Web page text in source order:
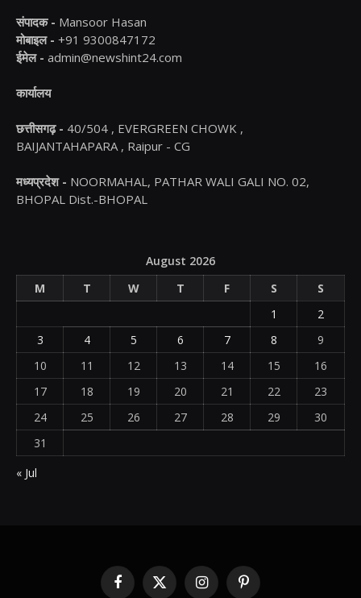
संपादक - Mansoor Hasan
मोबाइल - +91 9300847172
ईमेल - admin@newshint24.com
कार्यालय
छत्तीसगढ़ - 40/504 , EVERGREEN CHOWK ,
BAIJANTAHAPARA , Raipur - CG
मध्यप्रदेश - NOORMAHAL, PATHAR WALI GALI NO. 02,
BHOPAL Dist.-BHOPAL
August 2026
M
T W T F S
S
1
2
3
4 5 6 7 8
9
10
11 12 13 14 15
16
17
18 19 20 21 22
23
24
25 26 27 28 29
30
31
« Jul
Facebook
X
InstagramPinterest